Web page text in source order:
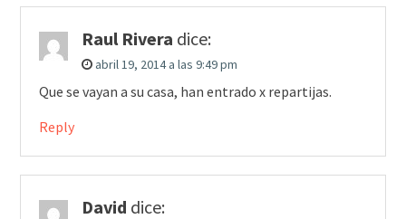
Raul Rivera dice:
abril 19, 2014 a las 9:49 pm
Que se vayan a su casa, han entrado x repartijas.
Reply
David dice: